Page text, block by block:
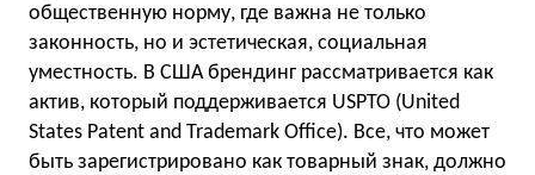
общественную норму, где важна не только
законность, но и эстетическая, социальная
уместность. В США брендинг рассматривается как
актив, который поддерживается USPTO (United
States Patent and Trademark Office). Все, что может
быть зарегистрировано как товарный знак, должно